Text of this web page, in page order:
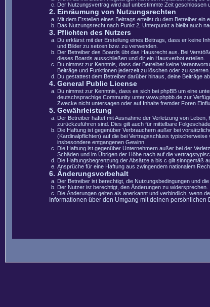
Der Nutzungsvertrag wird auf unbestimmte Zeit geschlossen
2. Einräumung von Nutzungsrechten
Mit dem Erstellen eines Beitrags erteilst du dem Betreiber
Das Nutzungsrecht nach Punkt 2, Unterpunkt a bleibt auch
3. Pflichten des Nutzers
Du erklärst mit der Erstellung eines Beitrags, dass er keine
und Bilder zu setzen bzw. zu verwenden.
Der Betreiber des Boards übt das Hausrecht aus. Bei
dieses Boards ausschließen und dir ein Hausverbot erteilen.
Du nimmst zur Kenntnis, dass der Betreiber keine
Beiträge und Funktionen jederzeit zu löschen oder zu sperren.
Du gestattest dem Betreiber darüber hinaus, deine Beiträge
4. General Public License
Du nimmst zur Kenntnis, dass es sich bei phpBB um eine
deutschsprachige Community unter www.phpbb.de zur
Zwecke nicht untersagen oder auf Inhalte fremder Foren
5. Gewährleistung
Der Betreiber haftet mit Ausnahme der Verletzung von
zurückzuführen sind. Dies gilt auch für mittelbare
Die Haftung ist gegenüber Verbrauchern außer bei
(Kardinalpflichten) auf die bei Vertragsschluss
insbesondere entgangenen Gewinn.
Die Haftung ist gegenüber Unternehmern außer bei der
Schäden und im Übrigen der Höhe nach auf die
Die Haftungsbegrenzung der Absätze a bis c gilt sinngemäß
Ansprüche für eine Haftung aus zwingendem nationalem
6. Änderungsvorbehalt
Der Betreiber ist berechtigt, die Nutzungsbedingungen und
Der Nutzer ist berechtigt, den Änderungen zu
Die Änderungen gelten als anerkannt und verbindlich, wenn
Informationen über den Umgang mit deinen